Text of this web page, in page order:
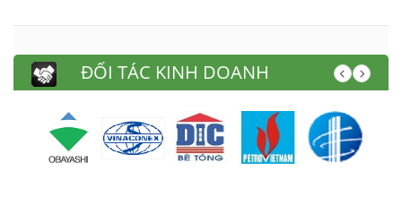
ĐỐI TÁC KINH DOANH